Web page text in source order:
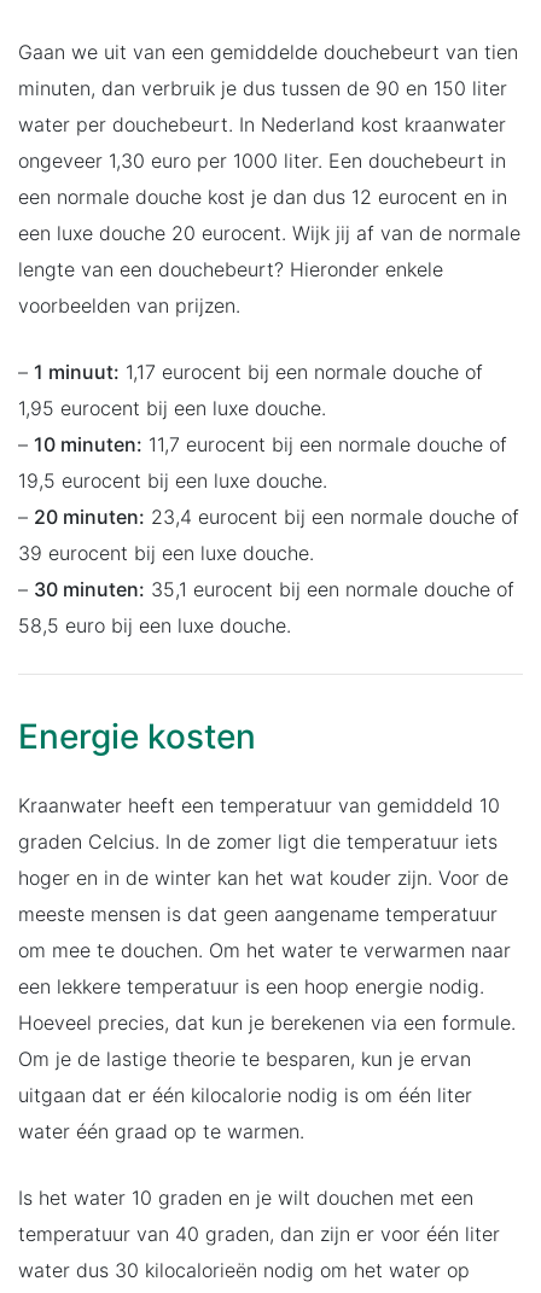
Gaan we uit van een gemiddelde douchebeurt van tien
minuten, dan verbruik je dus tussen de 90 en 150 liter
water per douchebeurt. In Nederland kost kraanwater
ongeveer 1,30 euro per 1000 liter. Een douchebeurt in
een normale douche kost je dan dus 12 eurocent en in
een luxe douche 20 eurocent. Wijk jij af van de normale
lengte van een douchebeurt? Hieronder enkele
voorbeelden van prijzen.
– 1 minuut: 1,17 eurocent bij een normale douche of
1,95 eurocent bij een luxe douche.
– 10 minuten: 11,7 eurocent bij een normale douche of
19,5 eurocent bij een luxe douche.
– 20 minuten: 23,4 eurocent bij een normale douche of
39 eurocent bij een luxe douche.
– 30 minuten: 35,1 eurocent bij een normale douche of
58,5 euro bij een luxe douche.
Energie kosten
Kraanwater heeft een temperatuur van gemiddeld 10
graden Celcius. In de zomer ligt die temperatuur iets
hoger en in de winter kan het wat kouder zijn. Voor de
meeste mensen is dat geen aangename temperatuur
om mee te douchen. Om het water te verwarmen naar
een lekkere temperatuur is een hoop energie nodig.
Hoeveel precies, dat kun je berekenen via een formule.
Om je de lastige theorie te besparen, kun je ervan
uitgaan dat er één kilocalorie nodig is om één liter
water één graad op te warmen.
Is het water 10 graden en je wilt douchen met een
temperatuur van 40 graden, dan zijn er voor één liter
water dus 30 kilocalorieën nodig om het water op